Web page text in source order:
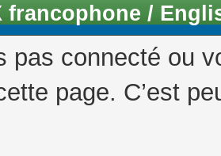
francophone /
pas connecté ou
page. C’est